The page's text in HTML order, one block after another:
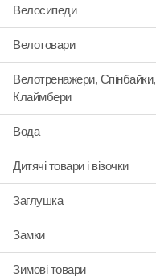
Велосипеди
Велотовари
Велотренажери, Спінбайки,
Клаймбери
Вода
Дитячі товари і візочки
Заглушка
Замки
Зимові товари